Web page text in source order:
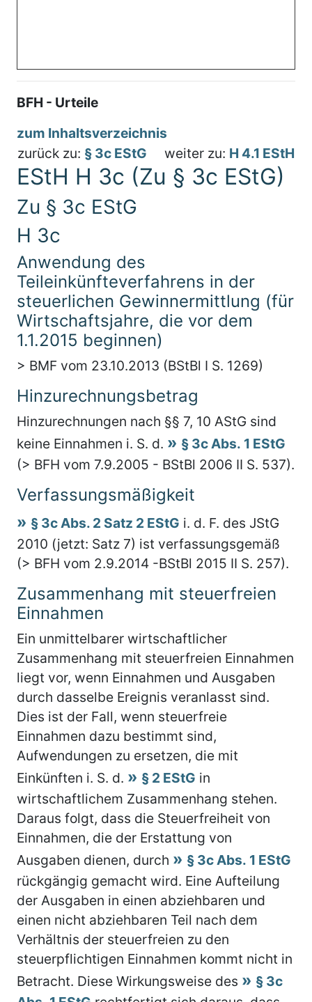
BFH - Urteile
zum Inhaltsverzeichnis
zurück zu: § 3c EStG weiter zu: H 4.1 EStH
EStH H 3c (Zu § 3c EStG)
Zu § 3c EStG
H 3c
Anwendung des
Teileinkünfteverfahrens in der
steuerlichen Gewinnermittlung (für
Wirtschaftsjahre, die vor dem
1.1.2015 beginnen)
> BMF vom 23.10.2013 (BStBl I S. 1269)
Hinzurechnungsbetrag
Hinzurechnungen nach §§ 7, 10 AStG sind
keine Einnahmen i. S. d.
§ 3c Abs. 1 EStG
(> BFH vom 7.9.2005 - BStBl 2006 II S. 537).
Verfassungsmäßigkeit
§ 3c Abs. 2 Satz 2 EStG i. d. F. des JStG
2010 (jetzt: Satz 7) ist verfassungsgemäß
(> BFH vom 2.9.2014 -BStBl 2015 II S. 257).
Zusammenhang mit steuerfreien
Einnahmen
Ein unmittelbarer wirtschaftlicher
Zusammenhang mit steuerfreien Einnahmen
liegt vor, wenn Einnahmen und Ausgaben
durch dasselbe Ereignis veranlasst sind.
Dies ist der Fall, wenn steuerfreie
Einnahmen dazu bestimmt sind,
Aufwendungen zu ersetzen, die mit
Einkünften i. S. d.
§ 2 EStG in
wirtschaftlichem Zusammenhang stehen.
Daraus folgt, dass die Steuerfreiheit von
Einnahmen, die der Erstattung von
Ausgaben dienen, durch
§ 3c Abs. 1 EStG
rückgängig gemacht wird. Eine Aufteilung
der Ausgaben in einen abziehbaren und
einen nicht abziehbaren Teil nach dem
Verhältnis der steuerfreien zu den
steuerpflichtigen Einnahmen kommt nicht in
Betracht. Diese Wirkungsweise des
§ 3c